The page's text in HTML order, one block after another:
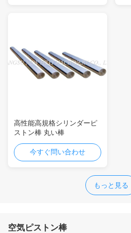
高性能高規格シリンダーピ
ストン棒 丸い棒
今すぐ問い合わせ
もっと見る
空気ピストン棒